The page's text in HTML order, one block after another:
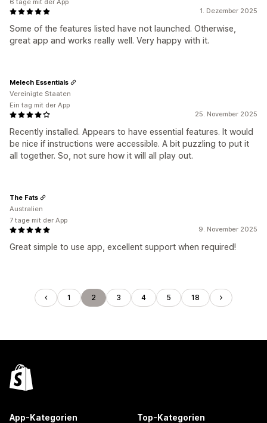
1. Dezember 2025
Some of the features listed have not launched. Otherwise,
great app and works really well. Very happy with it.
6 tage mit der App
25. November 2025
Recently installed. Appears to have essential features. It would
be nice if instructions were accessible. A bit puzzling to put it
all together. So, not sure how it will all play out.
Melech Essentials
Vereinigte Staaten
Ein tag mit der App
9. November 2025
Great simple to use app, excellent support when required!
The Fats
Australien
7 tage mit der App
1 2 3 4 5 18
App-Kategorien Top-Kategorien